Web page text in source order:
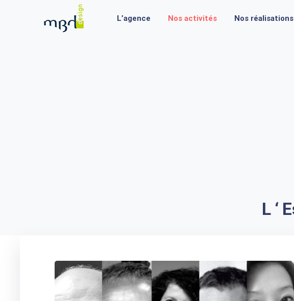
L’agence Nos activités Nos réalisations
L ‘